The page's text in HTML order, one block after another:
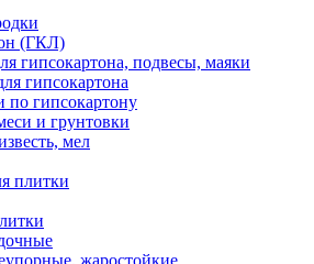
(ГКЛ)
гипсокартона, подвесы, маяки
гипсокартона
по гипсокартону
и грунтовки
мел
плитки
жаростойкие